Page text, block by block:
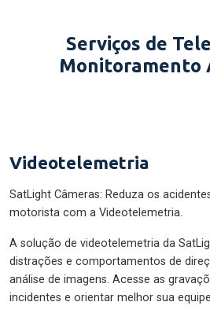
Serviços de
Monitoramento
Videotelemetria
SatLight Câmeras: Reduza os
motorista com a Videotelemetria.
A solução de videotelemetria da
distrações e comportamentos de
análise de imagens. Acesse as
incidentes e orientar melhor sua